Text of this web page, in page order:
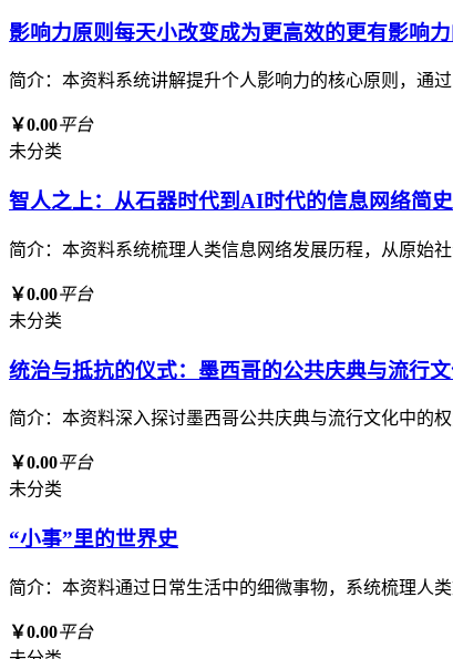
影响力原则每天小改变成为更高效的更有影响
简介：本资料系统讲解提升个人影响力的核心原则，通
￥0.00平台
未分类
智人之上：从石器时代到AI时代的信息网络简史
简介：本资料系统梳理人类信息网络发展历程，从原始
￥0.00平台
未分类
统治与抵抗的仪式：墨西哥的公共庆典与流行
简介：本资料深入探讨墨西哥公共庆典与流行文化中的
￥0.00平台
未分类
“小事”里的世界史
简介：本资料通过日常生活中的细微事物，系统梳理人
￥0.00平台